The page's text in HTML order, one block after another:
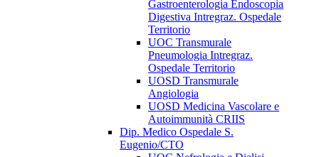
Gastroenterologia Endoscopia
Digestiva Intregraz. Ospedale
Territorio
UOC Transmurale
Pneumologia Intregraz.
Ospedale Territorio
UOSD Transmurale
Angiologia
UOSD Medicina Vascolare e
Autoimmunità CRIIS
Dip. Medico Ospedale S.
Eugenio/CTO